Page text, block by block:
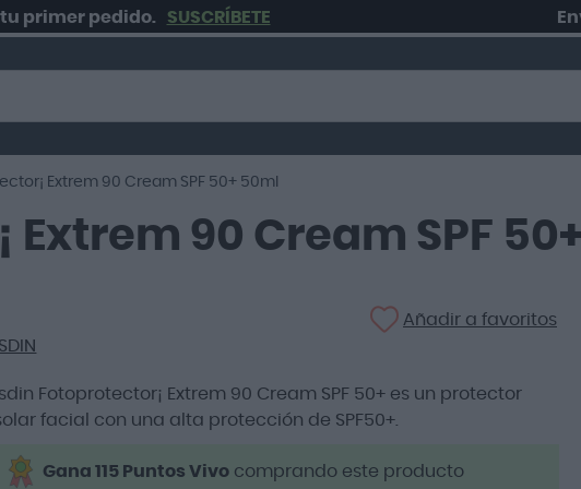
pedido. SUSCRÍBETE Envío
Extrem 90 Cream SPF 50+ 50ml
90 Cream SPF
Añadir a favoritos
ISDIN
Isdin Fotoprotector¡ Extrem 90 Cream SPF 50+ es un protector
facial con una alta protección de SPF50+.
Gana 115 Puntos Vivo comprando este producto